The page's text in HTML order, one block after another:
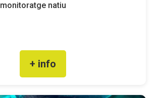
monitoratge natiu
+ info